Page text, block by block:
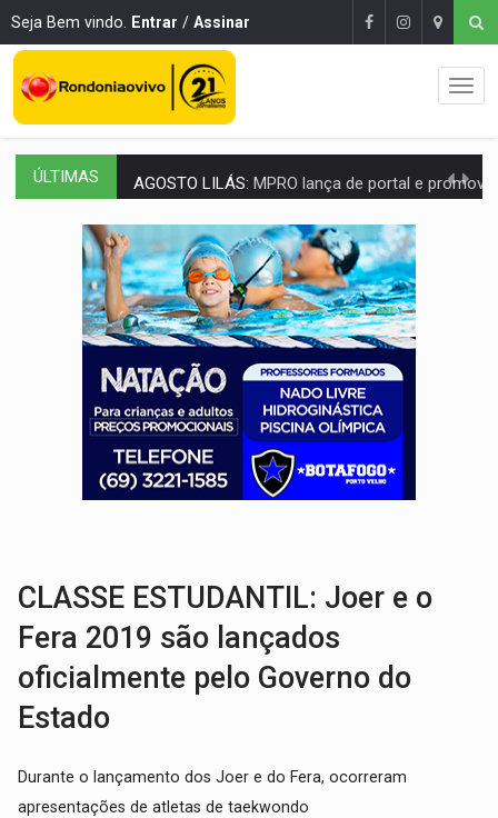
Seja Bem vindo. Entrar / Assinar
ÚLTIMAS AGOSTO LILÁS: MPRO lança de portal e promove reflexão sobre trajetória da
REGULARIZAÇÃO:Refis 2026 segue até o fim do ano para
ROLIM DE MOURA:Programa da Energisa beneficia 60 famílias com geladeiras
VIOLÊNCIA VICÁRIA:MPRO obtém condenação de réu a 21 anos de prisão
INDISPONÍVEL:Transparência do Cinderondônia apresenta
AMPLIAÇÃO: IGs de Rondônia entram em programa internacional para
VÍDEO: Acidente envolve cinco veículos em obra de
EDUCAÇÃO:Corumbiara lidera Ideb 2025 entre redes
CLASSE ESTUDANTIL: Joer e o
Fera 2019 são lançados
oficialmente pelo Governo do
Estado
Durante o lançamento dos Joer e do Fera, ocorreram
apresentações de atletas de taekwondo